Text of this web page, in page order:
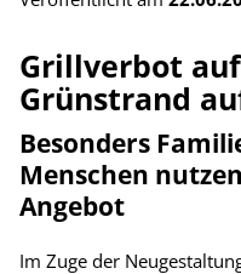
Grillverbot
Grünstrand
Besonders
Menschen
Angebot
Im Zuge der